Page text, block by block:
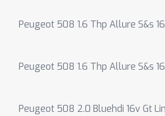
Peugeot 508 1.6 Thp Allure S&s
Peugeot 508 1.6 Thp Allure S&s
Peugeot 508 2.0 Bluehdi 16v Gt